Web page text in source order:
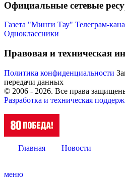
Официальные сетевые
Газета "Минги Тау" Телеграм-
Одноклассники
Правовая и техническая
Политика конфиденциальности
передачи данных
© 2006 - 2026. Все права
Разработка и техническая
Главная Новости
меню